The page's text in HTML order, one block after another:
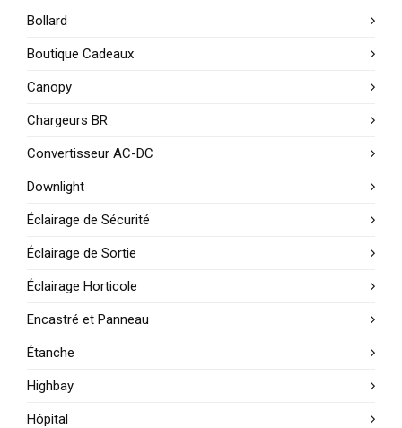
Bollard
Boutique Cadeaux
Canopy
Chargeurs BR
Convertisseur AC-DC
Downlight
Éclairage de Sécurité
Éclairage de Sortie
Éclairage Horticole
Encastré et Panneau
Étanche
Highbay
Hôpital